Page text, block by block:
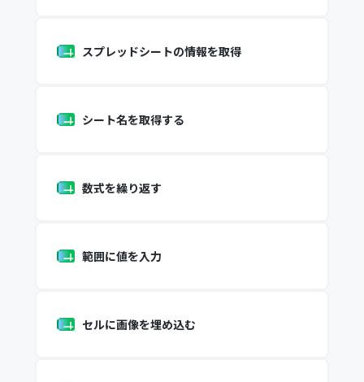
スプレッドシートの情報を取得
シート名を取得する
数式を繰り返す
範囲に値を入力
セルに画像を埋め込む